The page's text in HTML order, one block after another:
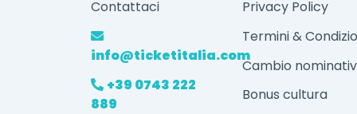
Contattaci
info@ticketitalia.com
+39 0743 222
889
Privacy Policy
Termini &
Cambio
Bonus cultura